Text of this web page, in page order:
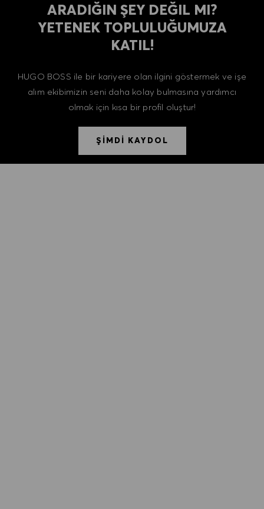
ARADIĞIN ŞEY DEĞIL MI?
YETENEK TOPLULUĞUMUZA
KATIL!
HUGO BOSS ile bir kariyere olan ilgini göstermek ve işe
alım ekibimizin seni daha kolay bulmasına yardımcı
olmak için kısa bir profil oluştur!
ŞİMDİ KAYDOL